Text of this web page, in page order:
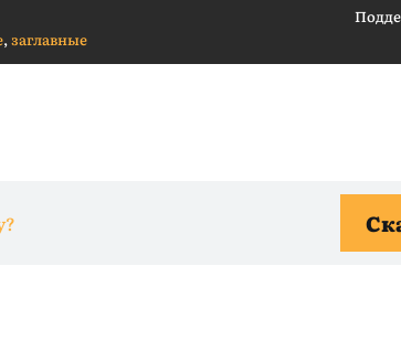
,заглавные